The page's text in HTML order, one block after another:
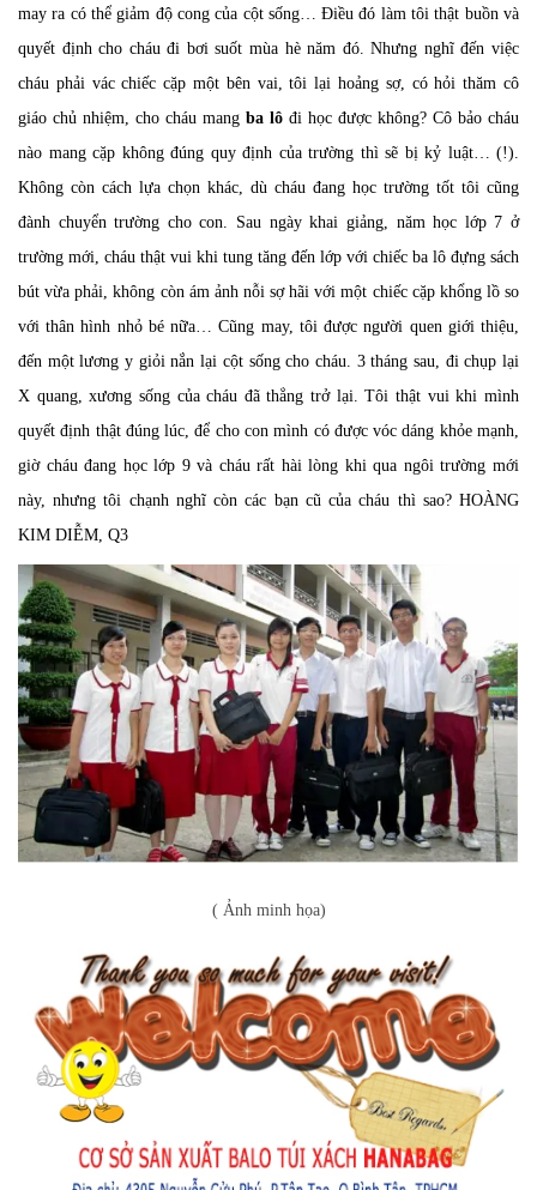
may ra có thể giảm độ cong của cột sống… Điều đó làm tôi thật buồn và
quyết định cho cháu đi bơi suốt mùa hè năm đó. Nhưng nghĩ đến việc
cháu phải vác chiếc cặp một bên vai, tôi lại hoảng sợ, có hỏi thăm cô
giáo chủ nhiệm, cho cháu mang ba lô đi học được không? Cô bảo cháu
nào mang cặp không đúng quy định của trường thì sẽ bị kỷ luật… (!).
Không còn cách lựa chọn khác, dù cháu đang học trường tốt tôi cũng
đành chuyển trường cho con. Sau ngày khai giảng, năm học lớp 7 ở
trường mới, cháu thật vui khi tung tăng đến lớp với chiếc ba lô đựng sách
bút vừa phải, không còn ám ảnh nỗi sợ hãi với một chiếc cặp khổng lồ so
với thân hình nhỏ bé nữa… Cũng may, tôi được người quen giới thiệu,
đến một lương y giỏi nắn lại cột sống cho cháu. 3 tháng sau, đi chụp lại
X quang, xương sống của cháu đã thẳng trở lại. Tôi thật vui khi mình
quyết định thật đúng lúc, để cho con mình có được vóc dáng khỏe mạnh,
giờ cháu đang học lớp 9 và cháu rất hài lòng khi qua ngôi trường mới
này, nhưng tôi chạnh nghĩ còn các bạn cũ của cháu thì sao? HOÀNG
KIM DIỄM, Q3
( Ảnh minh họa)